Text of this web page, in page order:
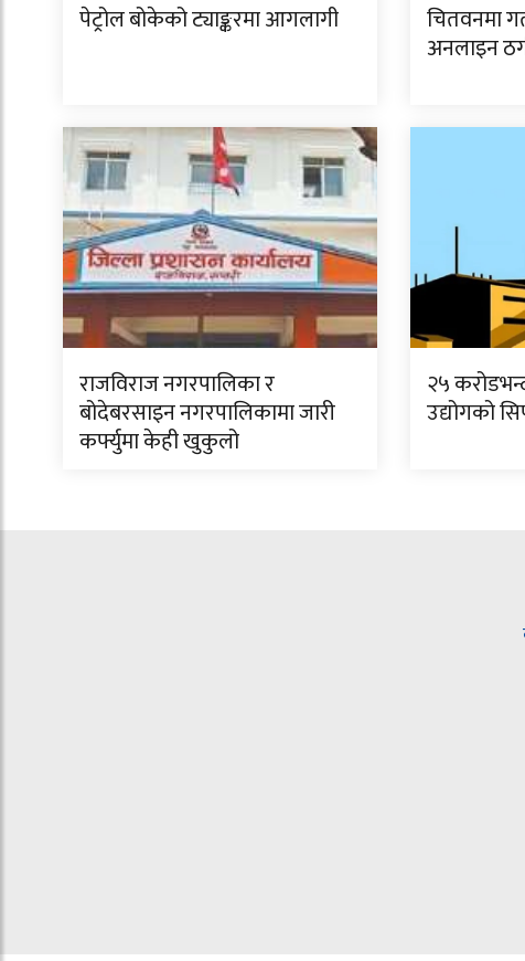
पेट्रोल बोकेको ट्याङ्करमा आगलागी चितवनमा
अनलाइन
राजविराज नगरपालिका र
बोदेबरसाइन नगरपालिकामा जारी
कर्फ्युमा केही खुकुलो
२५
उद्योगको